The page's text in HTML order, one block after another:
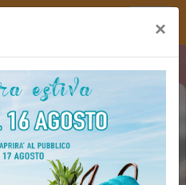
- DELITTI IN
MAKE A KILLING)
×